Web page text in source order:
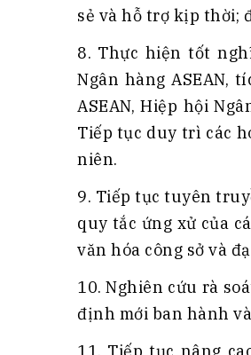
sẻ và hỗ trợ kịp thời;
8. Thực hiện tốt
Ngân hàng ASEAN,
ASEAN, Hiệp hội
Tiếp tục duy trì các
niên.
9. Tiếp tục tuyên
quy tắc ứng xử của
văn hóa công sở và
10. Nghiên cứu rà
định mới ban hành